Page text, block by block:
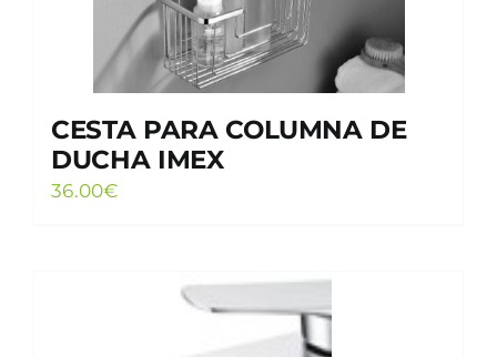
CESTA PARA COLUMNA DE
DUCHA IMEX
36.00€